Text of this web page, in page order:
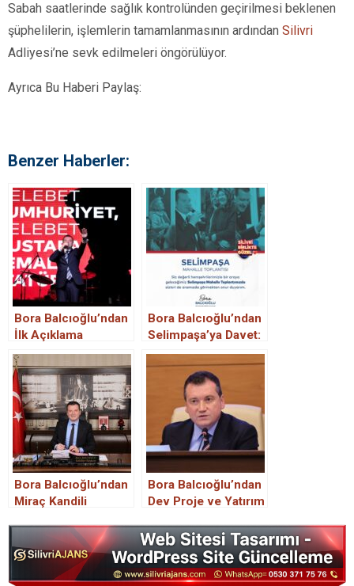
Sabah saatlerinde sağlık kontrolünden geçirilmesi beklenen
şüphelilerin, işlemlerin tamamlanmasının ardından Silivri
Adliyesi’ne sevk edilmeleri öngörülüyor.
Ayrıca Bu Haberi Paylaş:
Benzer Haberler:
Bora Balcıoğlu’ndan
İlk Açıklama
Bora Balcıoğlu’ndan
Selimpaşa’ya Davet:
Mahalle Toplantısı
Yapılacak
Bora Balcıoğlu’ndan
Miraç Kandili
Bora Balcıoğlu’ndan
Dev Proje ve Yatırım